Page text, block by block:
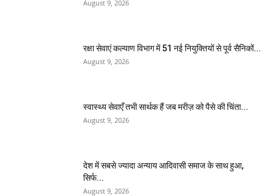
August 9, 2026
रक्षा सेवाएं कल्याण विभाग में 51 नई नियुक्तियों से पूर्व सैनिकों...
August 9, 2026
स्वास्थ्य सेवाएँ तभी सार्थक हैं जब मरीज़ को पैसे की चिंता...
August 9, 2026
देश में सबसे ज्यादा अन्याय आदिवासी समाज के साथ हुआ,
सिर्फ...
August 9, 2026